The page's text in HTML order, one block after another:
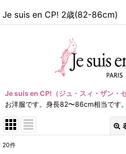
Je suis en CP! 2歳(82-86cm)
Je suis en CP!（ジュ・スィ・ザン・セ
お洋服です。身長82〜86cm相当です。
20件